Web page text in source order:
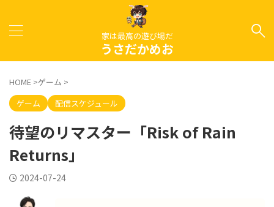
家は最高の遊び場だ
うさだかめお
HOME >ゲーム >
ゲーム
配信スケジュール
待望のリマスター「Risk of Rain
Returns」
2024-07-24